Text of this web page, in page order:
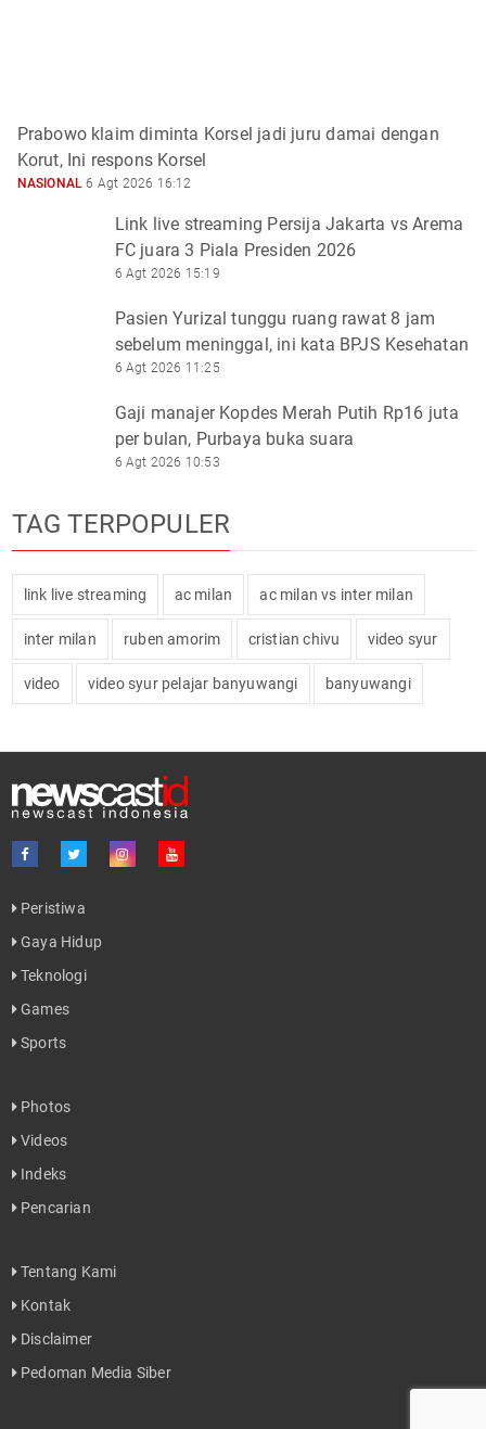
Prabowo klaim diminta Korsel jadi juru damai dengan
Korut, Ini respons Korsel
NASIONAL 6 Agt 2026 16:12
Link live streaming Persija Jakarta vs Arema
FC juara 3 Piala Presiden 2026
6 Agt 2026 15:19
Pasien Yurizal tunggu ruang rawat 8 jam
sebelum meninggal, ini kata BPJS Kesehatan
6 Agt 2026 11:25
Gaji manajer Kopdes Merah Putih Rp16 juta
per bulan, Purbaya buka suara
6 Agt 2026 10:53
TAG TERPOPULER
link live streaming ac milan ac milan vs inter milan
inter milan ruben amorim cristian chivu video syur
video video syur pelajar banyuwangi banyuwangi
Peristiwa
Gaya Hidup
Teknologi
Games
Sports
Photos
Videos
Indeks
Pencarian
Tentang Kami
Kontak
Disclaimer
Pedoman Media Siber